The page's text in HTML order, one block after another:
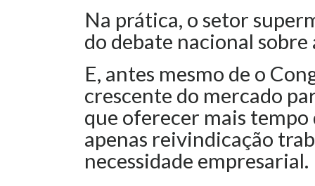
Na prática, o setor
do debate nacional
E, antes mesmo de o
crescente do mercado
que oferecer mais tempo
apenas reivindicação
necessidade empresarial.